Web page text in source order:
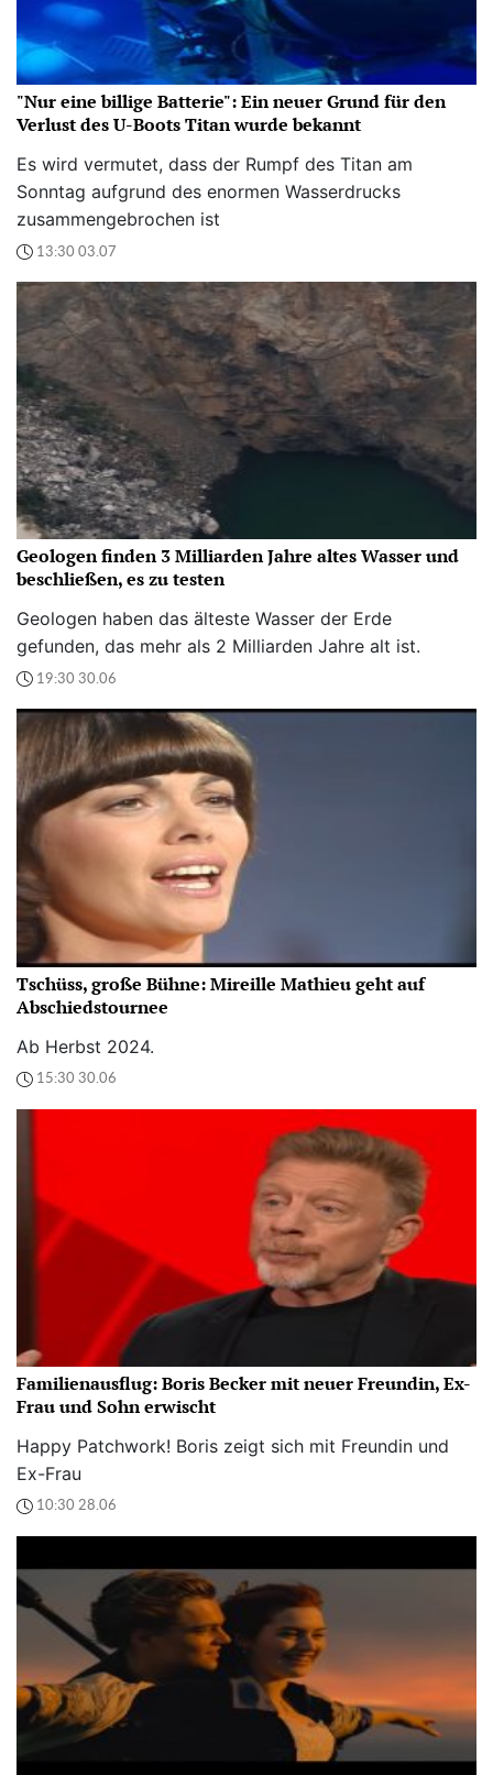
"Nur eine billige Batterie": Ein neuer Grund für den
Verlust des U-Boots Titan wurde bekannt
Es wird vermutet, dass der Rumpf des Titan am
Sonntag aufgrund des enormen Wasserdrucks
zusammengebrochen ist
13:30 03.07
Geologen finden 3 Milliarden Jahre altes Wasser und
beschließen, es zu testen
Geologen haben das älteste Wasser der Erde
gefunden, das mehr als 2 Milliarden Jahre alt ist.
19:30 30.06
Tschüss, große Bühne: Mireille Mathieu geht auf
Abschiedstournee
Ab Herbst 2024.
15:30 30.06
Familienausflug: Boris Becker mit neuer Freundin, Ex-
Frau und Sohn erwischt
Happy Patchwork! Boris zeigt sich mit Freundin und
Ex-Frau
10:30 28.06